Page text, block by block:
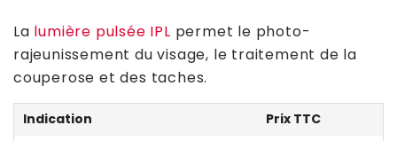
La lumière pulsée IPL permet le photo-
rajeunissement du visage, le traitement de la
couperose et des taches.
Indication
Prix TTC